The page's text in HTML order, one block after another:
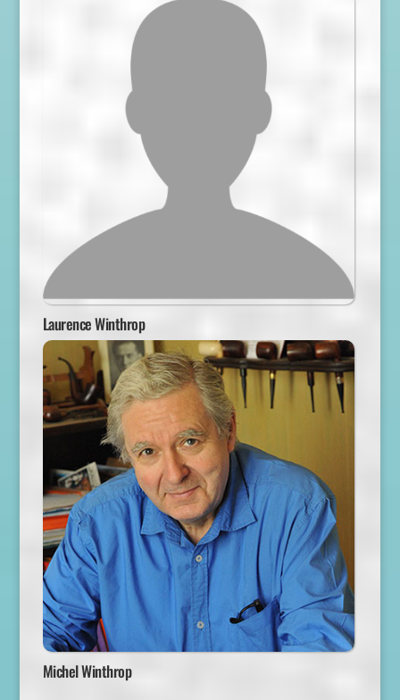
Laurence Winthrop
Michel Winthrop